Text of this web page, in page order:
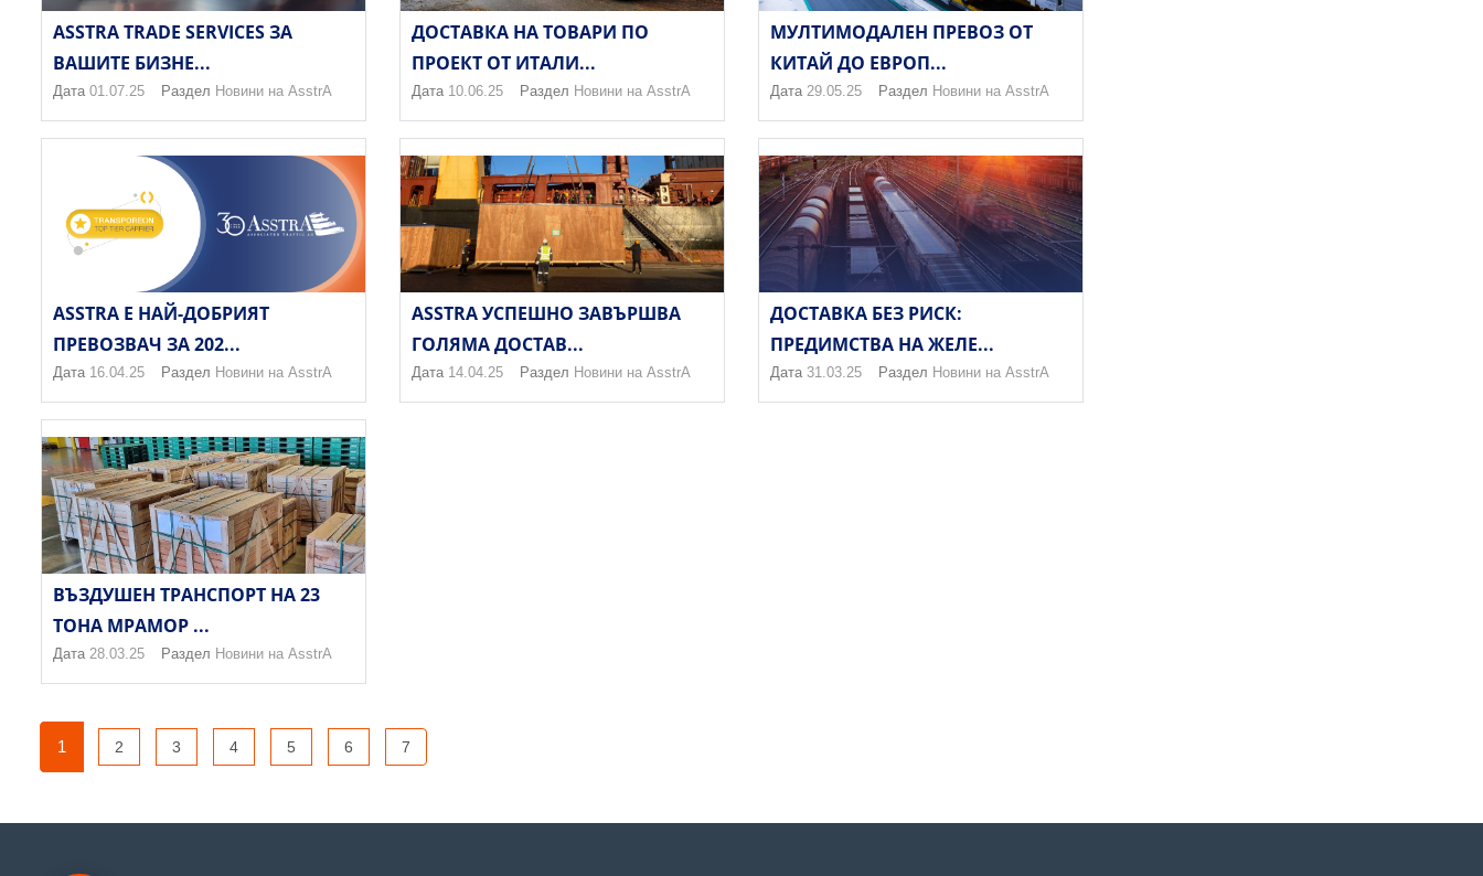
ASSTRA TRADE SERVICES ЗА
ВАШИТЕ БИЗНЕ...
Дата 01.07.25 Раздел Новини на AsstrA
ДОСТАВКА НА ТОВАРИ ПО
ПРОЕКТ ОТ ИТАЛИ...
Дата 10.06.25Раздел Новини на AsstrA
МУЛТИМОДАЛЕН ПРЕВОЗ ОТ
КИТАЙ ДО ЕВРОП...
Дата 29.05.25Раздел Новини на AsstrA
ASSTRA Е НАЙ-ДОБРИЯТ
ПРЕВОЗВАЧ ЗА 202...
Дата 16.04.25 Раздел Новини на AsstrA
ASSTRA УСПЕШНО ЗАВЪРШВА
ГОЛЯМА ДОСТАВ...
Дата 14.04.25Раздел Новини на AsstrA
ДОСТАВКА БЕЗ РИСК:
ПРЕДИМСТВА НА ЖЕЛЕ...
Дата 31.03.25Раздел Новини на AsstrA
ВЪЗДУШЕН ТРАНСПОРТ НА 23
ТОНА МРАМОР ...
Дата 28.03.25 Раздел Новини на AsstrA
1 2 3 4 5 6 7